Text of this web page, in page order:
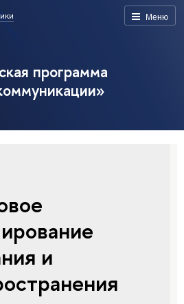
Меню
программа
и